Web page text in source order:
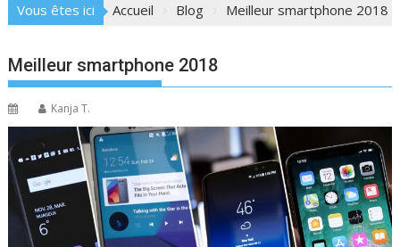
Vous êtes ici Accueil Blog Meilleur smartphone 2018
Meilleur smartphone 2018
Kanja T.